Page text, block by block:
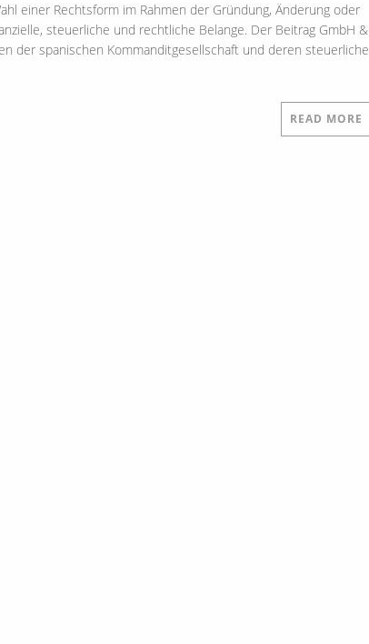
einer Rechtsform im Rahmen der Gründung, Änderung oder
steuerliche und rechtliche Belange. Der Beitrag GmbH &
der spanischen Kommanditgesellschaft und deren steuerliche
READ MORE